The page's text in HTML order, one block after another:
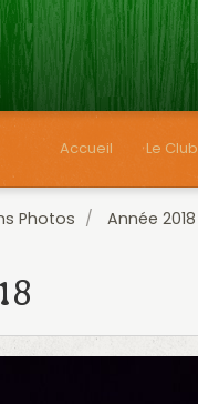
Accueil Le Club
Photos Année 2018